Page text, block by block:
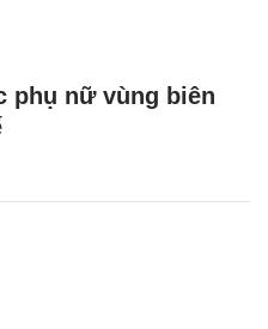
phụ nữ vùng biên